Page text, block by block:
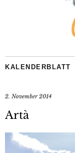
KALENDERBLATT
2. November 2014
Artà